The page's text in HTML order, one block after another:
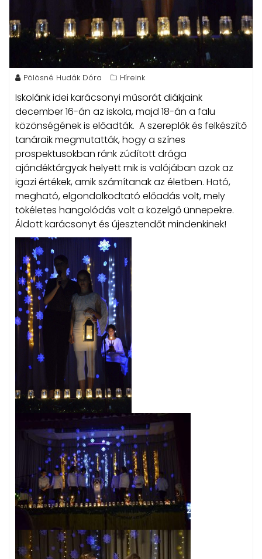
Pölösné Hudák Dóra Híreink
Iskolánk idei karácsonyi műsorát diákjaink
december 16-án az iskola, majd 18-án a falu
közönségének is előadták. A szereplők és felkészítő
tanáraik megmutatták, hogy a színes
prospektusokban ránk zúdított drága
ajándéktárgyak helyett mik is valójában azok az
igazi értékek, amik számítanak az életben. Ható,
megható, elgondolkodtató előadás volt, mely
tökéletes hangolódás volt a közelgő ünnepekre.
Áldott karácsonyt és újesztendőt mindenkinek!